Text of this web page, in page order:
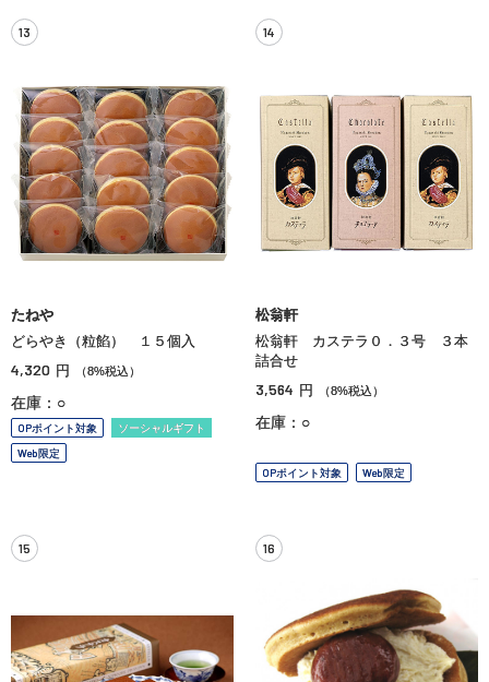
13
たねや
どらやき（粒餡） １５個入
4,320 円 （8%税込）
在庫：○
OPポイント対象
ソーシャルギフト
Web限定
14
松翁軒
松翁軒 カステラ０．３号 ３本
詰合せ
3,564 円 （8%税込）
在庫：○
OPポイント対象 Web限定
15 16